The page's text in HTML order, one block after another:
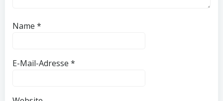
Name *
E-Mail-Adresse *